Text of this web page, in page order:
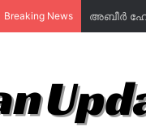
Breaking News